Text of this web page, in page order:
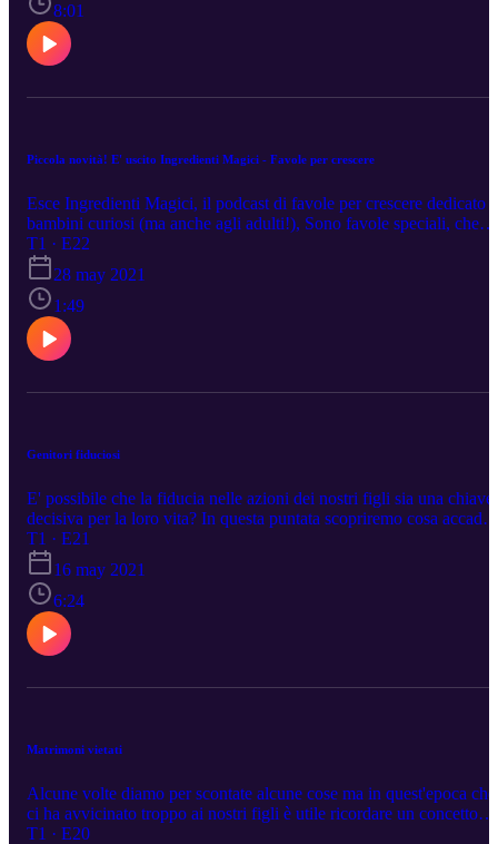
8:01
Piccola novità! E' uscito Ingredienti Magici - Favole per crescere
Esce Ingredienti Magici, il podcast di favole per crescere dedicato
bambini curiosi (ma anche agli adulti!), Sono favole speciali, che
raccontano la storia dei personaggi secondari, ma non meno
importanti, delle favole più note.
https://podcasts.apple.com/us/podcast/ingredienti-
magici/id1568129409
T1 · E22
28 may 2021
1:49
Genitori fiduciosi
E' possibile che la fiducia nelle azioni dei nostri figli sia una chiave
decisiva per la loro vita? In questa puntata scopriremo cosa accade
quando la fiducia non c'è o quando fa finta di esserci...
T1 · E21
16 may 2021
6:24
Matrimoni vietati
Alcune volte diamo per scontate alcune cose ma in quest'epoca che
ci ha avvicinato troppo ai nostri figli è utile ricordare un concetto
fondamentale che fa da limite ad ogni relazione "pericolosa" tra
T1 · E20